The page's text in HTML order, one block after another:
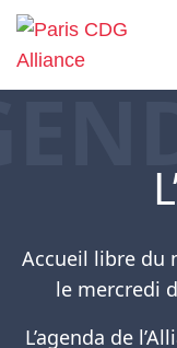
Skip to content
Paris CDG
Accueil libre du
le mercredi
L’agenda de